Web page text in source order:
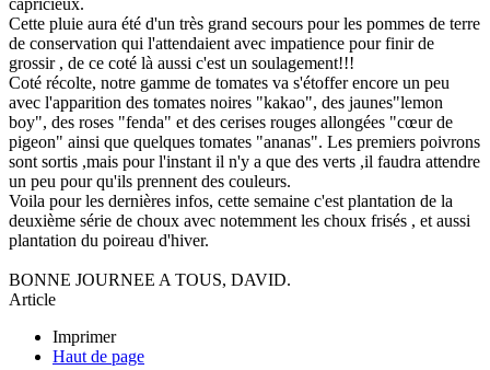
Cette pluie aura été d'un très grand secours pour les pommes de terre
de conservation qui l'attendaient avec impatience pour finir de
grossir , de ce coté là aussi c'est un soulagement!!!
Coté récolte, notre gamme de tomates va s'étoffer encore un peu
avec l'apparition des tomates noires "kakao", des jaunes"lemon
boy", des roses "fenda" et des cerises rouges allongées "cœur de
pigeon" ainsi que quelques tomates "ananas". Les premiers poivrons
sont sortis ,mais pour l'instant il n'y a que des verts ,il faudra attendre
un peu pour qu'ils prennent des couleurs.
Voila pour les dernières infos, cette semaine c'est plantation de la
deuxième série de choux avec notemment les choux frisés , et aussi
plantation du poireau d'hiver.
BONNE JOURNEE A TOUS, DAVID.
Article
Imprimer
Haut de page